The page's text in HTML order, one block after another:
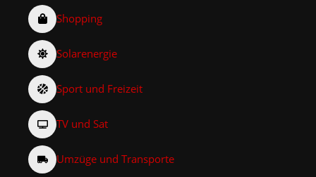
Shopping
Solarenergie
Sport und Freizeit
TV und Sat
Umzüge und Transporte